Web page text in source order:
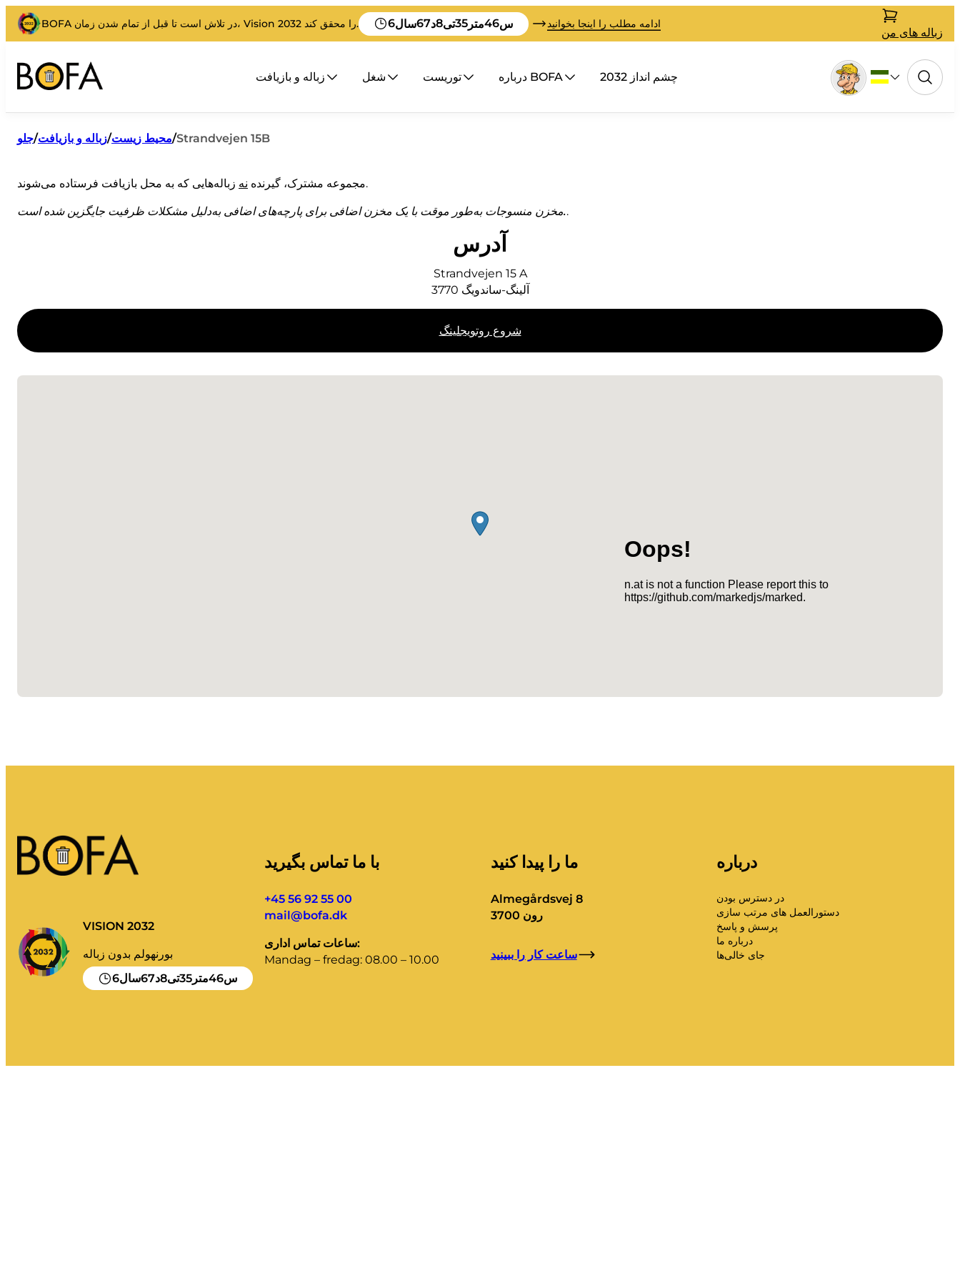
BOFA در تلاش است تا قبل از تمام شدن زمان، Vision 2032 را محقق کند. 6سال67د8تی35 متر46س ادامه مطلب را اینجا بخوانید
زباله های من
زباله و بازیافت شغل توریست درباره BOFA چشم انداز 2032
جلو/زباله و بازیافت/محیط زیست/Strandvejen 15B
مجموعه مشترک، گیرنده نه زباله‌هایی که به محل بازیافت فرستاده می‌شوند.
مخزن منسوجات به‌طور موقت با یک مخزن اضافی برای پارچه‌های اضافی به‌دلیل مشکلات ظرفیت جایگزین شده است..
آدرس
Strandvejen 15 A
3770 آلینگ-ساندویگ
شروع روتویجلینگ
VISION 2032
بورنهولم بدون زباله
6سال67د8تی35 متر46س
با ما تماس بگیرید
+45 56 92 55 00
mail@bofa.dk
ساعات تماس اداری:
Mandag – fredag: 08.00 – 10.00
ما را پیدا کنید
Almegårdsvej 8
3700 رون
ساعت کار را ببینید
درباره
در دسترس بودن
دستورالعمل های مرتب سازی
پرسش و پاسخ
درباره ما
جای خالی‌ها